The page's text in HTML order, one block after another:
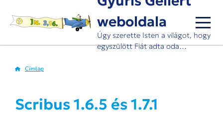
weboldala
Úgy szerette Isten a világot, hogy
egyszülött Fiát adta oda…
Morzsa
Címlap
Scribus 1.6.5 és 1.7.1